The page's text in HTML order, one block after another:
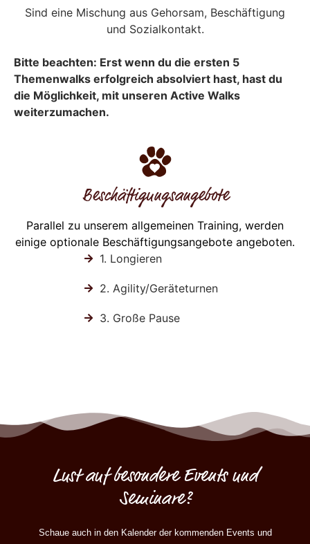
Sind eine Mischung aus Gehorsam, Beschäftigung
und Sozialkontakt.
Bitte beachten: Erst wenn du die ersten 5
Themenwalks erfolgreich absolviert hast, hast du
die Möglichkeit, mit unseren Active Walks
weiterzumachen.
Beschäftigungsangebote
Parallel zu unserem allgemeinen Training, werden
einige optionale Beschäftigungsangebote angeboten.
1. Longieren
2. Agility/Geräteturnen
3. Große Pause
Lust auf besondere Events und
Seminare?
Schaue auch in den Kalender der kommenden Events und